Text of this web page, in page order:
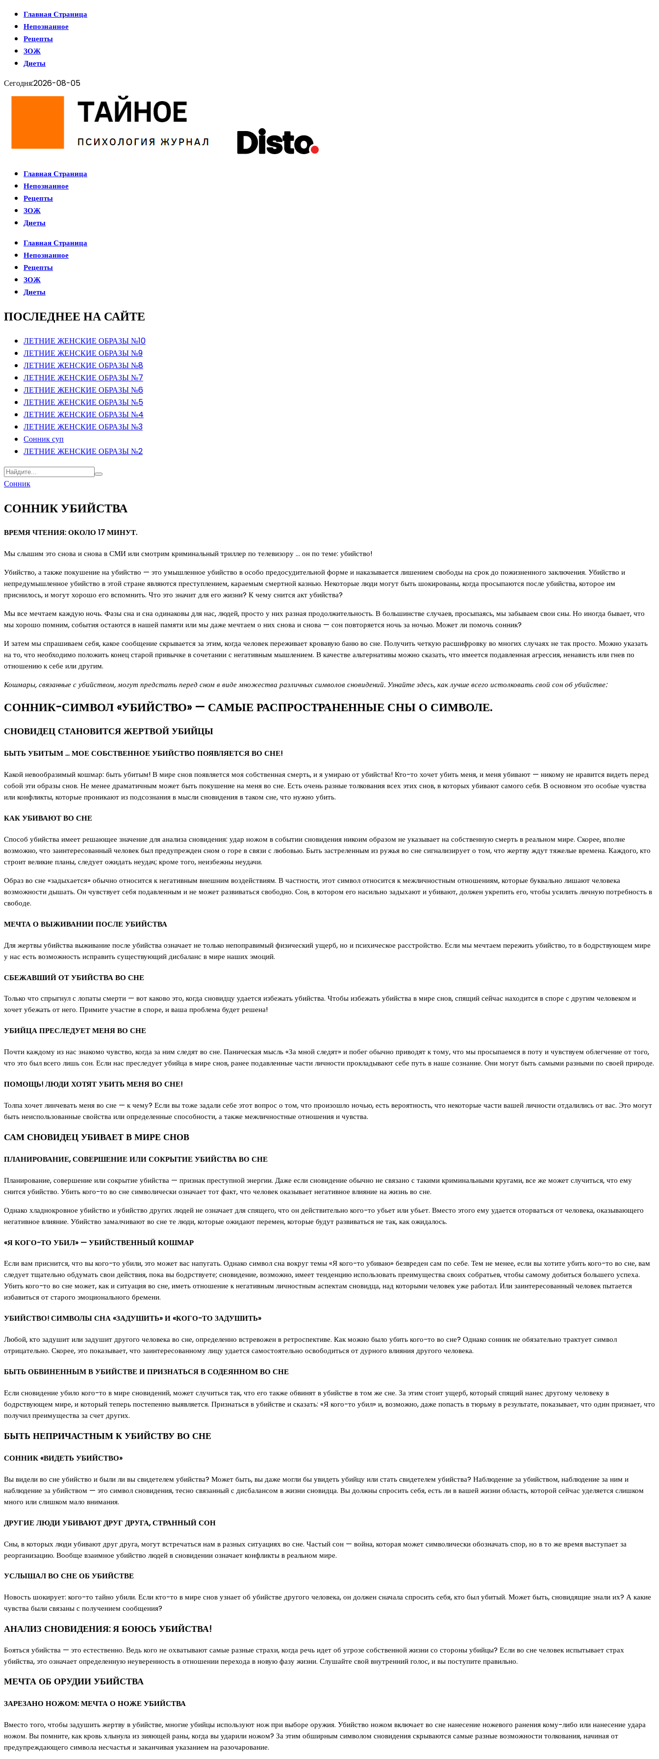
Главная Страница
Непознанное
Рецепты
ЗОЖ
Диеты
Сегодня:2026-08-05
Главная Страница
Непознанное
Рецепты
ЗОЖ
Диеты
Главная Страница
Непознанное
Рецепты
ЗОЖ
Диеты
ПОСЛЕДНЕЕ НА САЙТЕ
ЛЕТНИЕ ЖЕНСКИЕ ОБРАЗЫ №10
ЛЕТНИЕ ЖЕНСКИЕ ОБРАЗЫ №9
ЛЕТНИЕ ЖЕНСКИЕ ОБРАЗЫ №8
ЛЕТНИЕ ЖЕНСКИЕ ОБРАЗЫ №7
ЛЕТНИЕ ЖЕНСКИЕ ОБРАЗЫ №6
ЛЕТНИЕ ЖЕНСКИЕ ОБРАЗЫ №5
ЛЕТНИЕ ЖЕНСКИЕ ОБРАЗЫ №4
ЛЕТНИЕ ЖЕНСКИЕ ОБРАЗЫ №3
Сонник суп
ЛЕТНИЕ ЖЕНСКИЕ ОБРАЗЫ №2
Сонник
СОННИК УБИЙСТВА
ВРЕМЯ ЧТЕНИЯ: ОКОЛО 17 МИНУТ.
Мы слышим это снова и снова в СМИ или смотрим криминальный триллер по телевизору … он по теме: убийство!
Убийство, а также покушение на убийство — это умышленное убийство в особо предосудительной форме и наказывается лишением свободы на срок до пожизненного заключения. Убийство и
непредумышленное убийство в этой стране являются преступлением, караемым смертной казнью. Некоторые люди могут быть шокированы, когда просыпаются после убийства, которое им
приснилось, и могут хорошо его вспомнить. Что это значит для его жизни? К чему снится акт убийства?
Мы все мечтаем каждую ночь. Фазы сна и сна одинаковы для нас, людей, просто у них разная продолжительность. В большинстве случаев, просыпаясь, мы забываем свои сны. Но иногда бывает, что
мы хорошо помним, события остаются в нашей памяти или мы даже мечтаем о них снова и снова — сон повторяется ночь за ночью. Может ли помочь сонник?
И затем мы спрашиваем себя, какое сообщение скрывается за этим, когда человек переживает кровавую баню во сне. Получить четкую расшифровку во многих случаях не так просто. Можно указать
на то, что необходимо положить конец старой привычке в сочетании с негативным мышлением. В качестве альтернативы можно сказать, что имеется подавленная агрессия, ненависть или гнев по
отношению к себе или другим.
Кошмары, связанные с убийством, могут предстать перед сном в виде множества различных символов сновидений. Узнайте здесь, как лучше всего истолковать свой сон об убийстве:
СОННИК-СИМВОЛ «УБИЙСТВО» — САМЫЕ РАСПРОСТРАНЕННЫЕ СНЫ О СИМВОЛЕ.
СНОВИДЕЦ СТАНОВИТСЯ ЖЕРТВОЙ УБИЙЦЫ
БЫТЬ УБИТЫМ … МОЕ СОБСТВЕННОЕ УБИЙСТВО ПОЯВЛЯЕТСЯ ВО СНЕ!
Какой невообразимый кошмар: быть убитым! В мире снов появляется моя собственная смерть, и я умираю от убийства! Кто-то хочет убить меня, и меня убивают — никому не нравится видеть перед
собой эти образы снов. Не менее драматичным может быть покушение на меня во сне. Есть очень разные толкования всех этих снов, в которых убивают самого себя. В основном это особые чувства
или конфликты, которые проникают из подсознания в мысли сновидения в таком сне, что нужно убить.
КАК УБИВАЮТ ВО СНЕ
Способ убийства имеет решающее значение для анализа сновидения: удар ножом в событии сновидения никоим образом не указывает на собственную смерть в реальном мире. Скорее, вполне
возможно, что заинтересованный человек был предупрежден сном о горе в связи с любовью. Быть застреленным из ружья во сне сигнализирует о том, что жертву ждут тяжелые времена. Каждого, кто
строит великие планы, следует ожидать неудач; кроме того, неизбежны неудачи.
Образ во сне «задыхается» обычно относится к негативным внешним воздействиям. В частности, этот символ относится к межличностным отношениям, которые буквально лишают человека
возможности дышать. Он чувствует себя подавленным и не может развиваться свободно. Сон, в котором его насильно задыхают и убивают, должен укрепить его, чтобы усилить личную потребность в
свободе.
МЕЧТА О ВЫЖИВАНИИ ПОСЛЕ УБИЙСТВА
Для жертвы убийства выживание после убийства означает не только непоправимый физический ущерб, но и психическое расстройство. Если мы мечтаем пережить убийство, то в бодрствующем мире
у нас есть возможность исправить существующий дисбаланс в мире наших эмоций.
СБЕЖАВШИЙ ОТ УБИЙСТВА ВО СНЕ
Только что спрыгнул с лопаты смерти — вот каково это, когда сновидцу удается избежать убийства. Чтобы избежать убийства в мире снов, спящий сейчас находится в споре с другим человеком и
хочет убежать от него. Примите участие в споре, и ваша проблема будет решена!
УБИЙЦА ПРЕСЛЕДУЕТ МЕНЯ ВО СНЕ
Почти каждому из нас знакомо чувство, когда за ним следят во сне. Паническая мысль «За мной следят» и побег обычно приводят к тому, что мы просыпаемся в поту и чувствуем облегчение от того,
что это был всего лишь сон. Если нас преследует убийца в мире снов, ранее подавленные части личности прокладывают себе путь в наше сознание. Они могут быть самыми разными по своей природе.
ПОМОЩЬ! ЛЮДИ ХОТЯТ УБИТЬ МЕНЯ ВО СНЕ!
Толпа хочет линчевать меня во сне — к чему? Если вы тоже задали себе этот вопрос о том, что произошло ночью, есть вероятность, что некоторые части вашей личности отдалились от вас. Это могут
быть неиспользованные свойства или определенные способности, а также межличностные отношения и чувства.
САМ СНОВИДЕЦ УБИВАЕТ В МИРЕ СНОВ
ПЛАНИРОВАНИЕ, СОВЕРШЕНИЕ ИЛИ СОКРЫТИЕ УБИЙСТВА ВО СНЕ
Планирование, совершение или сокрытие убийства — признак преступной энергии. Даже если сновидение обычно не связано с такими криминальными кругами, все же может случиться, что ему
снится убийство. Убить кого-то во сне символически означает тот факт, что человек оказывает негативное влияние на жизнь во сне.
Однако хладнокровное убийство и убийство других людей не означает для спящего, что он действительно кого-то убьет или убьет. Вместо этого ему удается оторваться от человека, оказывающего
негативное влияние. Убийство замалчивают во сне те люди, которые ожидают перемен, которые будут развиваться не так, как ожидалось.
«Я КОГО-ТО УБИЛ» — УБИЙСТВЕННЫЙ КОШМАР
Если вам приснится, что вы кого-то убили, это может вас напугать. Однако символ сна вокруг темы «Я кого-то убиваю» безвреден сам по себе. Тем не менее, если вы хотите убить кого-то во сне, вам
следует тщательно обдумать свои действия, пока вы бодрствуете; сновидение, возможно, имеет тенденцию использовать преимущества своих собратьев, чтобы самому добиться большего успеха.
Убить кого-то во сне может, как и ситуация во сне, иметь отношение к негативным личностным аспектам сновидца, над которыми человек уже работал. Или заинтересованный человек пытается
избавиться от старого эмоционального бремени.
УБИЙСТВО! СИМВОЛЫ СНА «ЗАДУШИТЬ» И «КОГО-ТО ЗАДУШИТЬ»
Любой, кто задушит или задушит другого человека во сне, определенно встревожен в ретроспективе. Как можно было убить кого-то во сне? Однако сонник не обязательно трактует символ
отрицательно. Скорее, это показывает, что заинтересованному лицу удается самостоятельно освободиться от дурного влияния другого человека.
БЫТЬ ОБВИНЕННЫМ В УБИЙСТВЕ И ПРИЗНАТЬСЯ В СОДЕЯННОМ ВО СНЕ
Если сновидение убило кого-то в мире сновидений, может случиться так, что его также обвинят в убийстве в том же сне. За этим стоит ущерб, который спящий нанес другому человеку в
бодрствующем мире, и который теперь постепенно выявляется. Признаться в убийстве и сказать: «Я кого-то убил» и, возможно, даже попасть в тюрьму в результате, показывает, что один признает, что
получил преимущества за счет других.
БЫТЬ НЕПРИЧАСТНЫМ К УБИЙСТВУ ВО СНЕ
СОННИК «ВИДЕТЬ УБИЙСТВО»
Вы видели во сне убийство и были ли вы свидетелем убийства? Может быть, вы даже могли бы увидеть убийцу или стать свидетелем убийства? Наблюдение за убийством, наблюдение за ним и
наблюдение за убийством — это символ сновидения, тесно связанный с дисбалансом в жизни сновидца. Вы должны спросить себя, есть ли в вашей жизни область, которой сейчас уделяется слишком
много или слишком мало внимания.
ДРУГИЕ ЛЮДИ УБИВАЮТ ДРУГ ДРУГА, СТРАННЫЙ СОН
Сны, в которых люди убивают друг друга, могут встречаться нам в разных ситуациях во сне. Частый сон — война, которая может символически обозначать спор, но в то же время выступает за
реорганизацию. Вообще взаимное убийство людей в сновидении означает конфликты в реальном мире.
УСЛЫШАЛ ВО СНЕ ОБ УБИЙСТВЕ
Новость шокирует: кого-то тайно убили. Если кто-то в мире снов узнает об убийстве другого человека, он должен сначала спросить себя, кто был убитый. Может быть, сновидящие знали их? А какие
чувства были связаны с получением сообщения?
АНАЛИЗ СНОВИДЕНИЯ: Я БОЮСЬ УБИЙСТВА!
Бояться убийства — это естественно. Ведь кого не охватывают самые разные страхи, когда речь идет об угрозе собственной жизни со стороны убийцы? Если во сне человек испытывает страх
убийства, это означает определенную неуверенность в отношении перехода в новую фазу жизни. Слушайте свой внутренний голос, и вы поступите правильно.
МЕЧТА ОБ ОРУДИИ УБИЙСТВА
ЗАРЕЗАНО НОЖОМ: МЕЧТА О НОЖЕ УБИЙСТВА
Вместо того, чтобы задушить жертву в убийстве, многие убийцы используют нож при выборе оружия. Убийство ножом включает во сне нанесение ножевого ранения кому-либо или нанесение удара
ножом. Вы помните, как кровь хлынула из зияющей раны, когда вы ударили ножом? За этим обширным символом сновидения скрываются самые разные возможности толкования, начиная от
предупреждающего символа несчастья и заканчивая указанием на разочарование.